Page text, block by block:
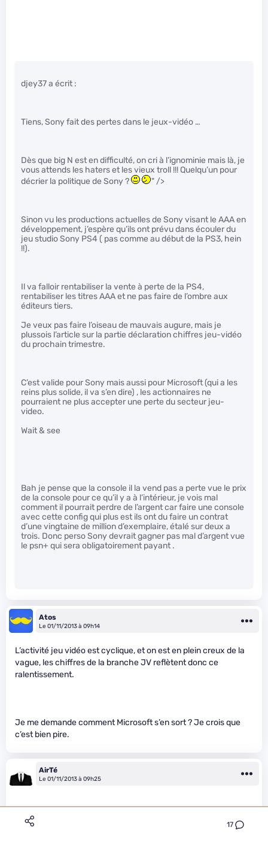
17
djey37 a écrit :
Tiens, Sony fait des pertes dans le jeux-vidéo …
Dès que big N est en difficulté, on cri à l’ignominie mais là, je
vous attends les haters et les vieux troll !!! Quelqu’un pour
décrier la politique de Sony ?
" />
Sinon vu les productions actuelles de Sony visant le AAA en
développement, j’espère qu’ils ont prévu dans écouler du
jeu studio Sony PS4 ( pas comme au début de la PS3, hein
!!).
Il va falloir rentabiliser la vente à perte de la PS4,
rentabiliser les titres AAA et ne pas faire de l’ombre aux
éditeurs tiers.
Je veux pas faire l’oiseau de mauvais augure, mais je
plussois l’article sur la partie déclaration chiffres jeu-vidéo
du prochain trimestre.
C’est valide pour Sony mais aussi pour Microsoft (qui a les
reins plus solide, il va s’en dire) , les actionnaires ne
pourraient ne plus accepter une perte du secteur jeu-
video.
Wait & see
Bah je pense que la console il la vend pas a perte vue le prix
de la console pour ce qu’il y a à l’intérieur, je vois mal
comment il pourrait perdre de l’argent car faire une console
avec cette config qui plus est ils ont du faire un contrat
d’une vingtaine de million d’exemplaire, étalé sur deux a
trois. Donc perso Sony devrait gagner pas mal d’argent vue
le psn+ qui sera obligatoirement payant .
Atos
Le 01/11/2013 à 09h14
L’activité jeu vidéo est cyclique, et on est en plein creux de la
vague, les chiffres de la branche JV reflètent donc ce
ralentissement.
Je me demande comment Microsoft s’en sort ? Je crois que
c’est bien pire.
AirTé
Le 01/11/2013 à 09h25